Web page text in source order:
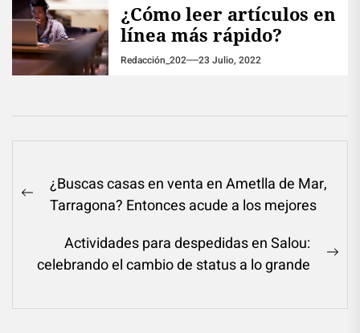
¿Cómo leer artículos en
línea más rápido?
Redacción_202 23 Julio, 2022
Navegación
dePrevious
¿Buscas casas en venta en Ametlla de Mar,
Tarragona? Entonces acude a los mejores
Actividades para despedidas en Salou:
celebrando el cambio de status a lo grande